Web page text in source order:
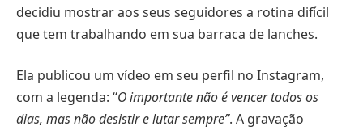
decidiu mostrar aos seus seguidores a rotina difícil
que tem trabalhando em sua barraca de lanches.
Ela publicou um vídeo em seu perfil no Instagram,
com a legenda: “O importante não é vencer todos os
dias, mas não desistir e lutar sempre”. A gravação